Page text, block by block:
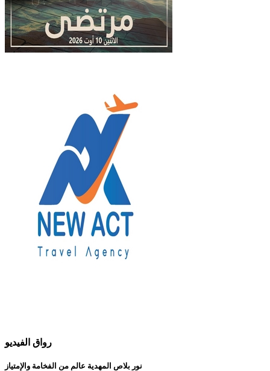
رواق الفيديو
نور بلاص المهدية عالم من الفخامة والإمتياز